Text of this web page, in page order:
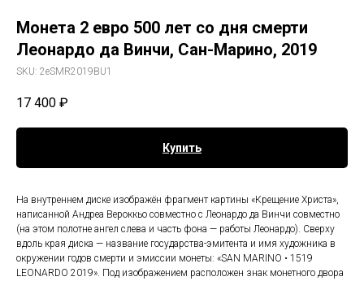
Монета 2 евро 500 лет со дня смерти
Леонардо да Винчи, Сан-Марино, 2019
SKU: 2eSMR2019BU1
17 400 ₽
Купить
На внутреннем диске изображён фрагмент картины «Крещение Христа»,
написанной Андреа Вероккьо совместно с Леонардо да Винчи совместно
(на этом полотне ангел слева и часть фона — работы Леонардо). Сверху
вдоль края диска — название государства-эмитента и имя художника в
окружении годов смерти и эмиссии монеты: «SAN MARINO • 1519
LEONARDO 2019». Под изображением расположен знак монетного двора